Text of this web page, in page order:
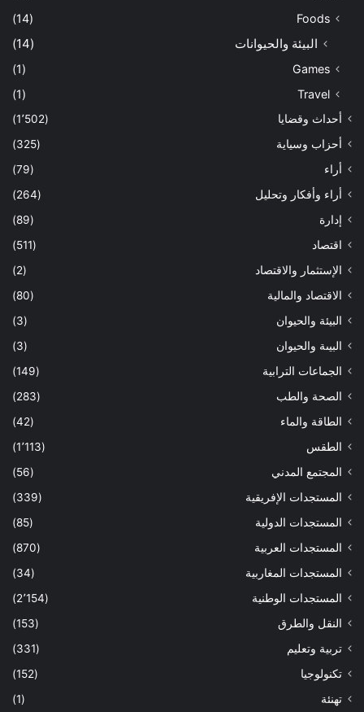
Foods
(14)
البيئة والحيوانات (14)
Games
(1)
Travel
(1)
أحداث وقضايا
(1٬502)
أحزاب وسياية
(325)
أراء
(79)
أراء وأفكار وتحليل
(264)
إدارة
(89)
اقتصاد
(511)
الإستثمار والاقتصاد
(2)
الاقتصاد والمالية
(80)
البيئة والحيوان
(3)
البيىة والحيوان
(3)
الجماعات الترابية
(149)
الصحة والطب
(283)
الطاقة والماء
(42)
الطقس
(1٬113)
المجتمع المدني
(56)
المستجدات الإفريقية
(339)
المستجدات الدولية
(85)
المستجدات العربية
(870)
المستجدات المغاربية
(34)
المستجدات الوطنية
(2٬154)
النقل والطرق
(153)
تربية وتعليم
(331)
تكنولوجيا
(152)
تهنئة
(1)